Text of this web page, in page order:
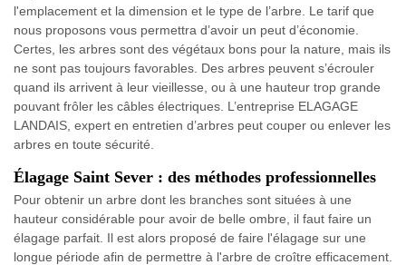
l'emplacement et la dimension et le type de l’arbre. Le tarif que
nous proposons vous permettra d’avoir un peut d’économie.
Certes, les arbres sont des végétaux bons pour la nature, mais ils
ne sont pas toujours favorables. Des arbres peuvent s’écrouler
quand ils arrivent à leur vieillesse, ou à une hauteur trop grande
pouvant frôler les câbles électriques. L’entreprise ELAGAGE
LANDAIS, expert en entretien d’arbres peut couper ou enlever les
arbres en toute sécurité.
Élagage Saint Sever : des méthodes professionnelles
Pour obtenir un arbre dont les branches sont situées à une
hauteur considérable pour avoir de belle ombre, il faut faire un
élagage parfait. Il est alors proposé de faire l'élagage sur une
longue période afin de permettre à l'arbre de croître efficacement.